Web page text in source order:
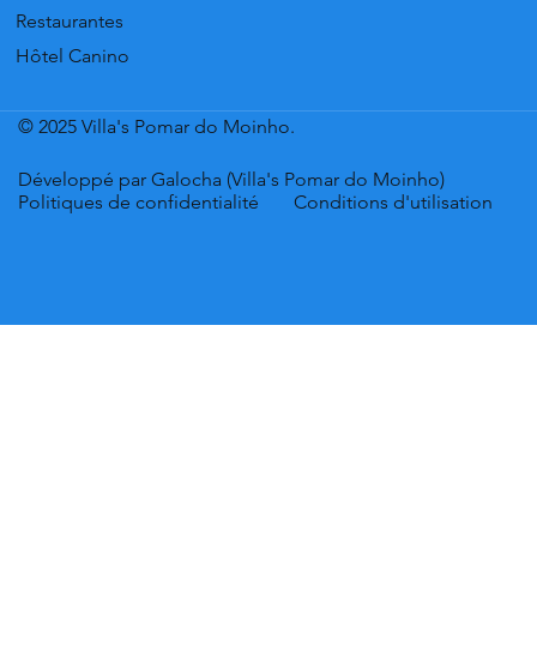
Restaurantes
Hôtel Canino
© 2025 Villa's Pomar do Moinho.
Développé par Galocha (Villa's Pomar do Moinho)
Politiques de confidentialité
Conditions d'utilisation